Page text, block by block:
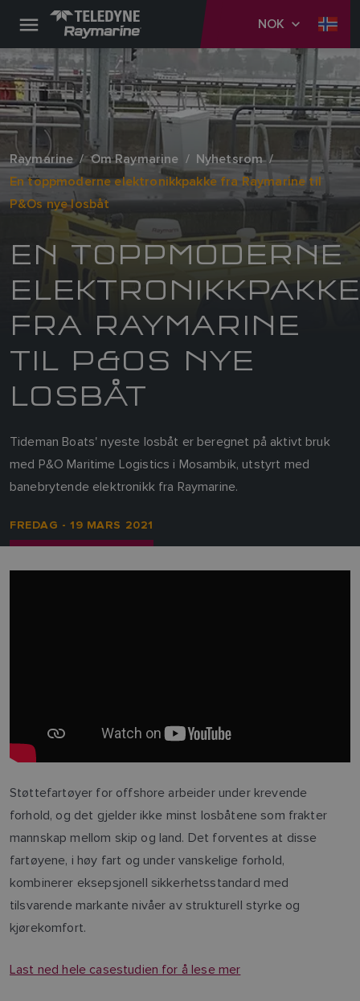
NOK
Raymarine Om Raymarine
Nyhetsrom
En toppmoderne elektronikkpakke fra Raymarine til
P&Os nye losbåt
EN TOPPMODERNE
ELEKTRONIKKPAKKE
FRA RAYMARINE
TIL P&OS NYE
LOSBÅT
Tideman Boats' nyeste losbåt er beregnet på aktivt bruk
med P&O Maritime Logistics i Mosambik, utstyrt med
banebrytende elektronikk fra Raymarine.
FREDAG - 19 MARS 2021
Støttefartøyer for offshore arbeider under krevende
forhold, og det gjelder ikke minst losbåtene som frakter
mannskap mellom skip og land. Det forventes at disse
fartøyene, i høy fart og under vanskelige forhold,
kombinerer eksepsjonell sikkerhetsstandard med
tilsvarende markante nivåer av strukturell styrke og
kjørekomfort.
Last ned hele casestudien for å lese mer